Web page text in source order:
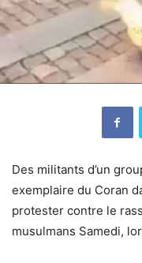
Des militants d’un
exemplaire du Coran
protester contre le
musulmans Samedi,